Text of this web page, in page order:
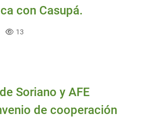
con Casupá.
13
Soriano y AFE
de cooperación